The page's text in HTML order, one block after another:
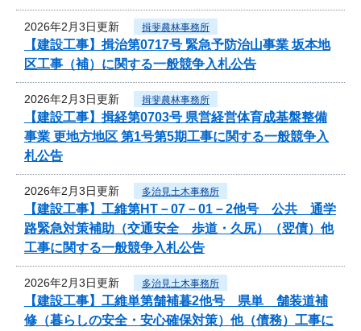
2026年2月3日更新 揖斐農林事務所
【建設工事】揖治第0717号 緊急予防治山事業 坂本地
区工事（補）に関する一般競争入札公告
2026年2月3日更新 揖斐農林事務所
【建設工事】揖経第0703号 県営経営体育成基盤整備
事業 更地方地区 第1号第5期工事に関する一般競争入
札公告
2026年2月3日更新 多治見土木事務所
【建設工事】工維第HT－07－01－2他号 公共 通学
路緊急対策補助（交通安全 歩道・久尻）（翌債）他
工事に関する一般競争入札公告
2026年2月3日更新 多治見土木事務所
【建設工事】工維単第舗補暮2他号 県単 舗装道補
修（暮らしの安全・安心確保対策）他（債務）工事に